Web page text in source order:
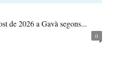
de 2026 a Gavà segons...
0